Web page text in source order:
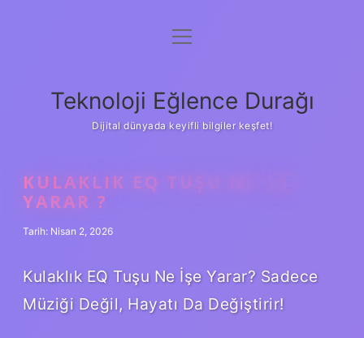
Anasayfa
Yasal Uyarı
menüyü
Teknoloji Eğlence Durağı
Dijital dünyada keyifli bilgiler keşfet!
KULAKLIK EQ TUŞU NE IŞE
YARAR ?
Tarih: Nisan 2, 2026
Kulaklık EQ Tuşu Ne İşe Yarar? Sadece
Müziği Değil, Hayatı Da Değiştirir!